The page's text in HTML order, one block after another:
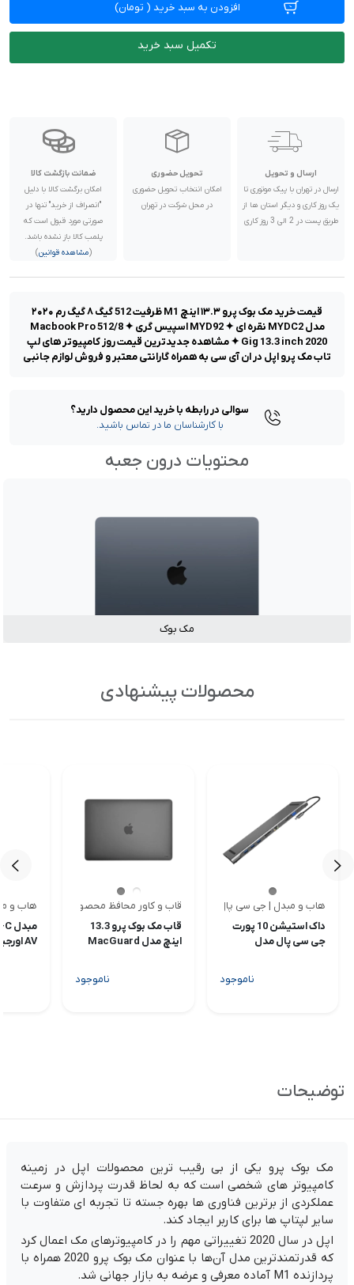
افزودن به سبد خرید ( تومان)
تکمیل سبد خرید
ارسال و تحویل
ارسال در تهران با پیک موتوری تا
یک روز کاری و دیگر استان ها از
طریق پست در 2 الی 3 روز کاری
تحویل حضوری
امکان انتخاب تحویل حضوری
در محل شرکت در تهران
ضمانت بازگشت کالا
امکان برگشت کالا با دلیل
"انصراف از خرید" تنها در
صورتی مورد قبول است که
پلمب کالا باز نشده باشد.
(مشاهده قوانین)
قیمت خرید مک بوک پرو ۱۳.۳ اینچ M1 ظرفیت 512 گیگ ۸ گیگ رم ۲۰۲۰
مدل MYDC2 نقره ای ✦ MYD92 اسپیس گری ✦ Macbook Pro 512/8
Gig 13.3 inch 2020 ✦ مشاهده جدیدترین قیمت روز کامپیوتر های لپ
تاب مک پرو اپل در ان آی سی به همراه گارانتی معتبر و فروش لوازم جانبی
سوالی در رابطه با خرید این محصول دارید؟
با کارشناسان ما در تماس باشید.
محتویات درون جعبه
مک بوک
محصولات پیشنهادی
<
هاب و مبدل | جی سی پال
داک استیشن 10 پورت
جی سی پال مدل
ناموجود
قاب و کاور محافظ محصولات اپل | جی سی
قاب مک‌ بوک پرو 13.3
اینچ مدل MacGuard
ناموجود
هاب و
AV اورجینال اپل
توضیحات
مک بوک پرو یکی از بی رقیب ترین محصولات اپل در زمینه
کامپیوتر های شخصی است که به لحاظ قدرت پردازش و سرعت
عملکردی از برترین فناوری ها بهره جسته تا تجربه ای متفاوت با
سایر لپتاپ ها برای کاربر ایجاد کند.
اپل در سال 2020 تغییراتی مهم را در کامپیوترهای مک اعمال کرد
که قدرتمندترین مدل آن‌ها با عنوان مک بوک پرو 2020 همراه با
پردازنده M1 آماده معرفی و عرضه به بازار جهانی شد.